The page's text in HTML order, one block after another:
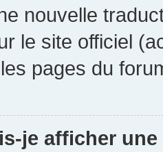
nouvelle
le site officiel
pages du
je afficher